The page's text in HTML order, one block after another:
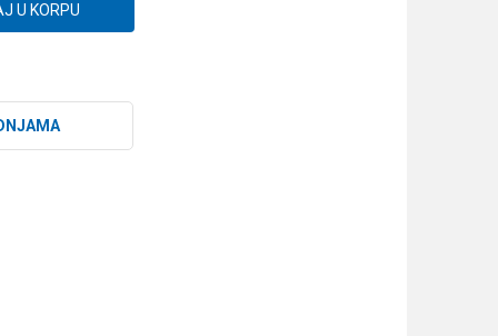
U KORPU